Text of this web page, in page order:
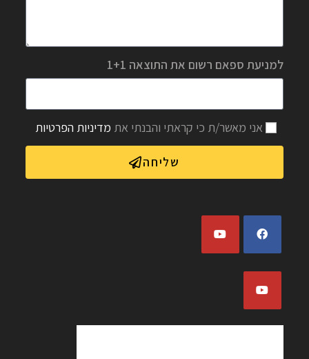
למניעת ספאם רשום את התוצאה 1+1
אני מאשר/ת כי קראתי והבנתי את מדיניות הפרטיות
שליחה